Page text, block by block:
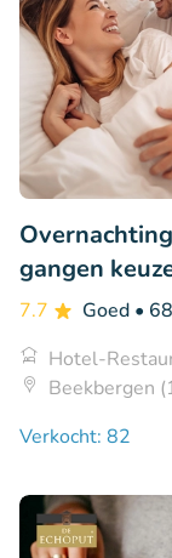
gangen
7.7 Goed •
Hotel-
Beekbergen
Verkocht: 82